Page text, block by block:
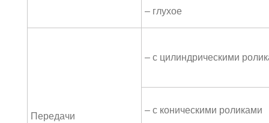
– глухое
Передачи
– с цилиндрическими
– с коническими роликами